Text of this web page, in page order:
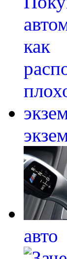
авто